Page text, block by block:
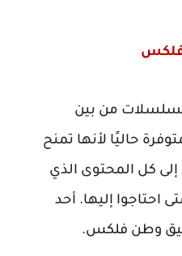
فلكس
من بين
حاليًا لأنها تمنح
كل المحتوى الذي
احتاجوا إليها. أحد
وطن فلكس.